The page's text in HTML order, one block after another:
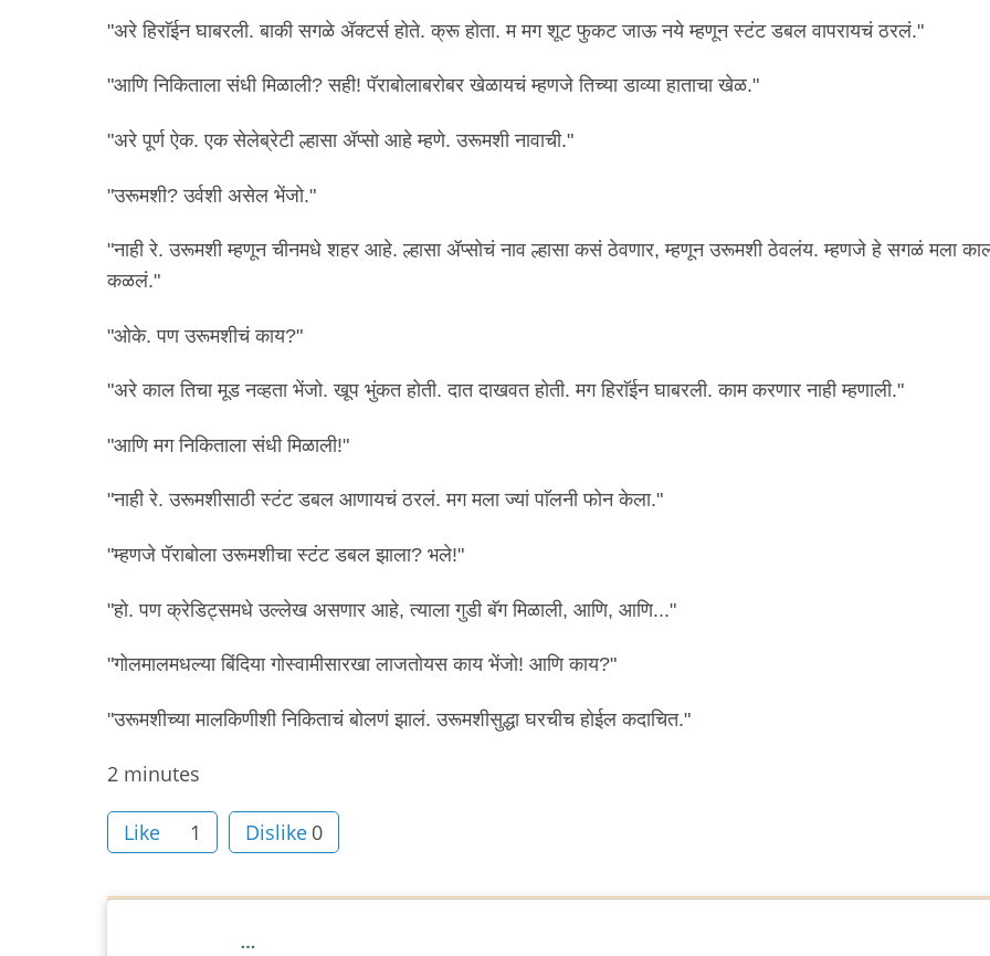
"अरे हिराॅईन घाबरली. बाकी सगळे ॲक्टर्स होते. क्रू होता. म मग शूट फुकट जाऊ नये म्हणून स्टंट डबल वापरायचं ठरलं."
"आणि निकिताला संधी मिळाली? सही! पॅराबोलाबरोबर खेळायचं म्हणजे तिच्या डाव्या हाताचा खेळ."
"अरे पूर्ण ऐक. एक सेलेब्रेटी ल्हासा ॲप्सो आहे म्हणे. उरूमशी नावाची."
"उरूमशी? उर्वशी असेल भेंजो."
"नाही रे. उरूमशी म्हणून चीनमधे शहर आहे. ल्हासा ॲप्सोचं नाव ल्हासा कसं ठेवणार, म्हणून उरूमशी ठेवलंय. म्हणजे हे सगळं मला
कळलं."
"ओके. पण उरूमशीचं काय?"
"अरे काल तिचा मूड नव्हता भेंजो. खूप भुंकत होती. दात दाखवत होती. मग हिराॅईन घाबरली. काम करणार नाही म्हणाली."
"आणि मग निकिताला संधी मिळाली!"
"नाही रे. उरूमशीसाठी स्टंट डबल आणायचं ठरलं. मग मला ज्यां पाॅलनी फोन केला."
"म्हणजे पॅराबोला उरूमशीचा स्टंट डबल झाला? भले!"
"हो. पण क्रेडिट्समधे उल्लेख असणार आहे, त्याला गुडी बॅग मिळाली, आणि, आणि..."
"गोलमालमधल्या बिंदिया गोस्वामीसारखा लाजतोयस काय भेंजो! आणि काय?"
"उरूमशीच्या मालकिणीशी निकिताचं बोलणं झालं. उरूमशीसुद्धा घरचीच होईल कदाचित."
Node
read
time
2 minutes
Like 1 Dislike 0
…